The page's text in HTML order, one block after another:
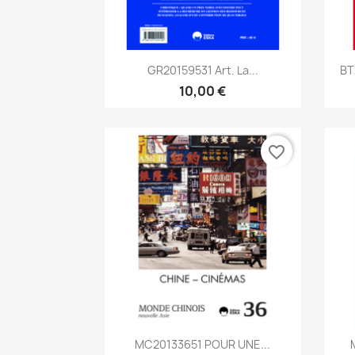
Aperçu rapide
GR20159531 Art. La...
10,00 €
Aperçu rapide
MC20133651 POUR UNE...
favorite_border